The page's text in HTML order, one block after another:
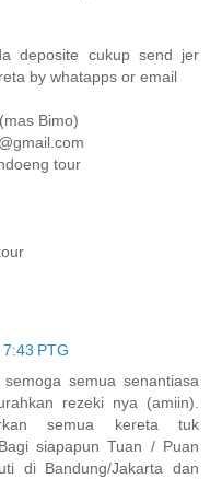
deposite cukup send jer
by whatapps or email
Bimo)
tour
PTG
semua senantiasa
rezeki nya (amiin).
semua kereta tuk
siapapun Tuan / Puan
di Bandung/Jakarta dan